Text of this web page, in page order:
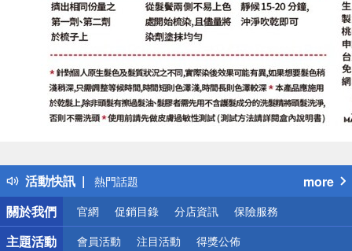
活動快訊
得獎公告
熱門話題
銀行優惠
偏遠地區配送
詐騙網頁！請小心！
more
關於我們
官網 促銷目錄 分店資訊 保險服務
主題活動 會員活動 注目活動 得獎公佈